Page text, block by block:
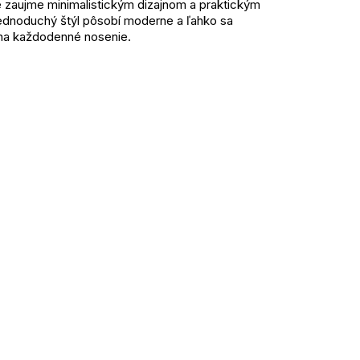
minimalistickým dizajnom a praktickým
štýl pôsobí moderne a ľahko sa
každodenné nosenie.
materiálom zaisťuje komfort po celý deň.
mikine ľahko elegantný nádych.
nosenie
outfit
alebo teplákmi a doplňte teniskami pre